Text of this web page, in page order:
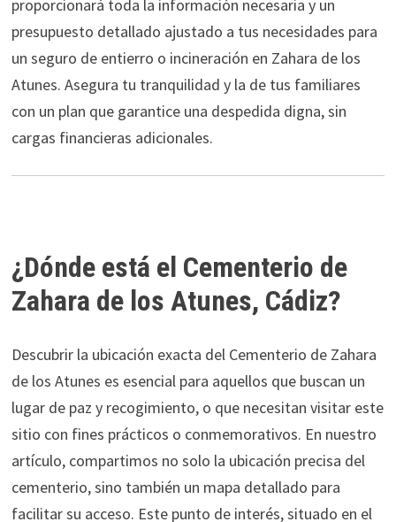
proporcionará toda la información necesaria y un
presupuesto detallado ajustado a tus necesidades para
un seguro de entierro o incineración en Zahara de los
Atunes. Asegura tu tranquilidad y la de tus familiares
con un plan que garantice una despedida digna, sin
cargas financieras adicionales.
¿Dónde está el Cementerio de
Zahara de los Atunes, Cádiz?
Descubrir la ubicación exacta del Cementerio de Zahara
de los Atunes es esencial para aquellos que buscan un
lugar de paz y recogimiento, o que necesitan visitar este
sitio con fines prácticos o conmemorativos. En nuestro
artículo, compartimos no solo la ubicación precisa del
cementerio, sino también un mapa detallado para
facilitar su acceso. Este punto de interés, situado en el